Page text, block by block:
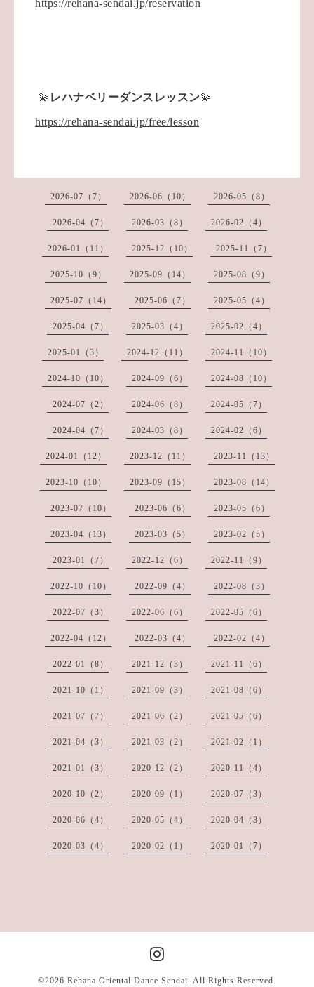
https://rehana-sendai.jp/reservation
💫 レハナベリーダンスレッスン💫
https://rehana-sendai.jp/free/lesson
2026-07（7） 2026-06（10） 2026-05（8）
2026-04（7） 2026-03（8） 2026-02（4）
2026-01（11） 2025-12（10） 2025-11（7）
2025-10（9） 2025-09（14） 2025-08（9）
2025-07（14） 2025-06（7） 2025-05（4）
2025-04（7） 2025-03（4） 2025-02（4）
2025-01（3） 2024-12（11） 2024-11（10）
2024-10（10） 2024-09（6） 2024-08（10）
2024-07（2） 2024-06（8） 2024-05（7）
2024-04（7） 2024-03（8） 2024-02（6）
2024-01（12） 2023-12（11） 2023-11（13）
2023-10（10） 2023-09（15） 2023-08（14）
2023-07（10） 2023-06（6） 2023-05（6）
2023-04（13） 2023-03（5） 2023-02（5）
2023-01（7） 2022-12（6） 2022-11（9）
2022-10（10） 2022-09（4） 2022-08（3）
2022-07（3） 2022-06（6） 2022-05（6）
2022-04（12） 2022-03（4） 2022-02（4）
2022-01（8） 2021-12（3） 2021-11（6）
2021-10（1） 2021-09（3） 2021-08（6）
2021-07（7） 2021-06（2） 2021-05（6）
2021-04（3） 2021-03（2） 2021-02（1）
2021-01（3） 2020-12（2） 2020-11（4）
2020-10（2） 2020-09（1） 2020-07（3）
2020-06（4） 2020-05（4） 2020-04（3）
2020-03（4） 2020-02（1） 2020-01（7）
©2026 Rehana Oriental Dance Sendai. All Rights Reserved.